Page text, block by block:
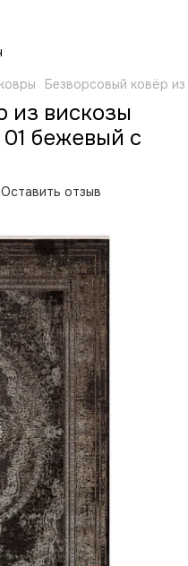
Безворсовый ковёр
из вискозы
бежевый с
Оставить отзыв